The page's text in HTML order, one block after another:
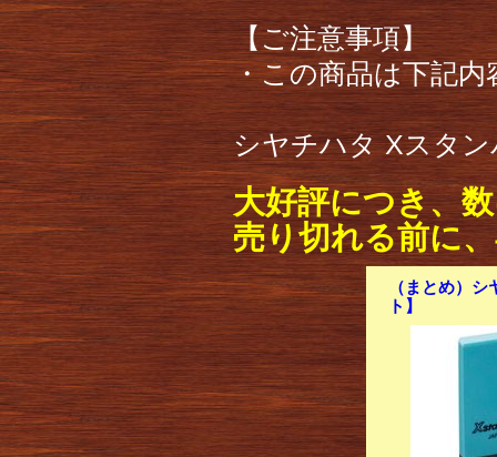
【ご注意事項】
・この商品は下記
シヤチハタ Xスタン
大好評につき、
売り切れる前に
（まとめ）
ト】